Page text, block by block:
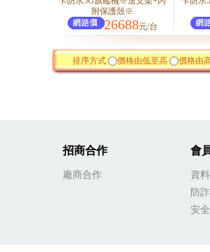
附保護殼※
26688元/台
排序方式 價格由低至高 價格由
招商合作
廠商合作
會
資
防
安